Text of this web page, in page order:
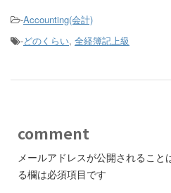
-Accounting(会計)
-どのくらい, 全経簿記上級
comment
メールアドレスが公開されること
る欄は必須項目です